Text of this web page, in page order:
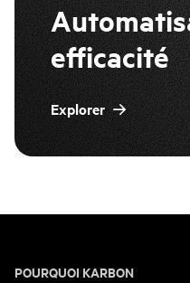
efficacité
Explorer
POURQUOI KARBON